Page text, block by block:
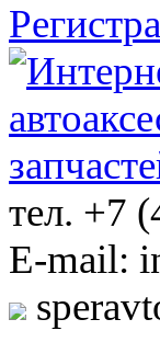
тел. +7
E-mail: